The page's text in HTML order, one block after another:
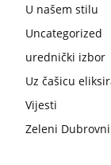
U našem stilu
Uncategorized
urednički izbor
Uz čašicu
Vijesti
Zeleni